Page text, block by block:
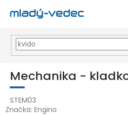
Prejsť
obsah
EUR
Mechanika -
STEM03
Značka: Engino